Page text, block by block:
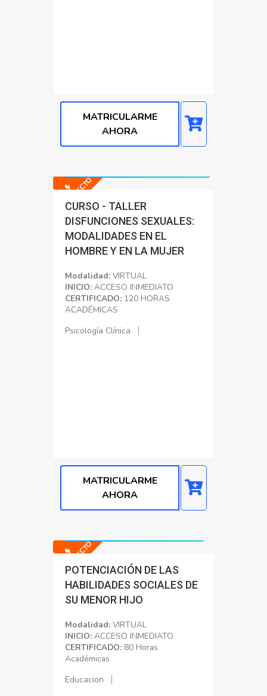
MATRICULARME
AHORA
-95% DSCTO
CURSO - TALLER
DISFUNCIONES SEXUALES:
MODALIDADES EN EL
HOMBRE Y EN LA MUJER
Modalidad: VIRTUAL
INICIO: ACCESO INMEDIATO
CERTIFICADO: 120 HORAS
ACADÉMICAS
Psicología Clínica
MATRICULARME
AHORA
-94% DSCTO
POTENCIACIÓN DE LAS
HABILIDADES SOCIALES DE
SU MENOR HIJO
Modalidad: VIRTUAL
INICIO: ACCESO INMEDIATO
CERTIFICADO: 80 Horas
Académicas
Educacion